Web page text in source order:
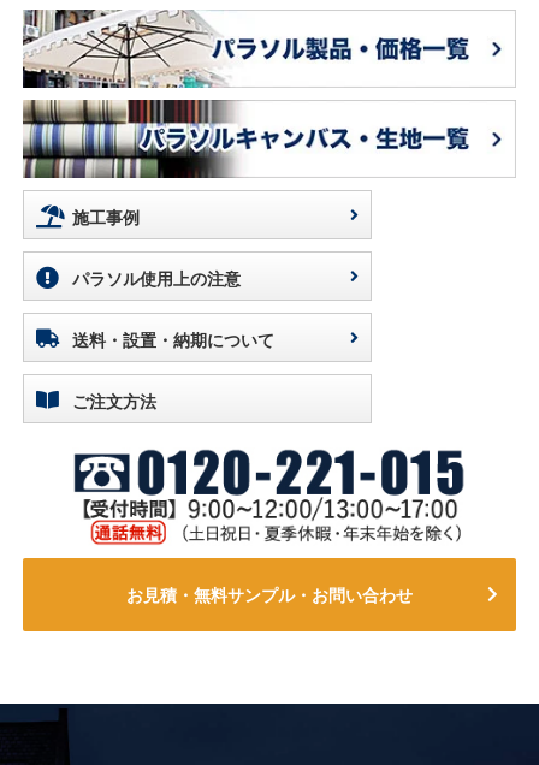
施工事例
パラソル使用上の注意
送料・設置・納期について
ご注文方法
お見積・無料サンプル・お問い合わせ